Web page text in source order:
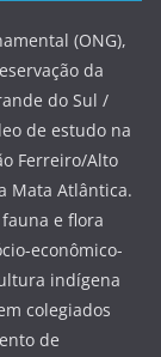
(ONG),
da
do Sul /
de estudo na
Ferreiro/Alto
Mata Atlântica.
fauna e flora
econômico-
indígena
colegiados
de